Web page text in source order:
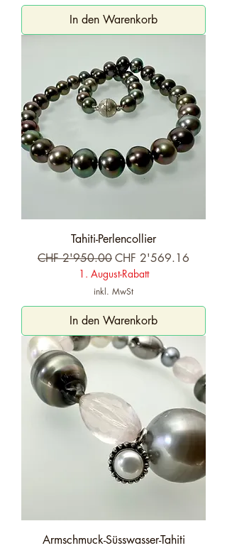
In den Warenkorb
Tahiti-Perlencollier
Standardpreis
CHF 2'950.00Sale-Preis
CHF 2'569.16
1. August-Rabatt
inkl. MwSt
In den Warenkorb
Armschmuck-Süsswasser-Tahiti